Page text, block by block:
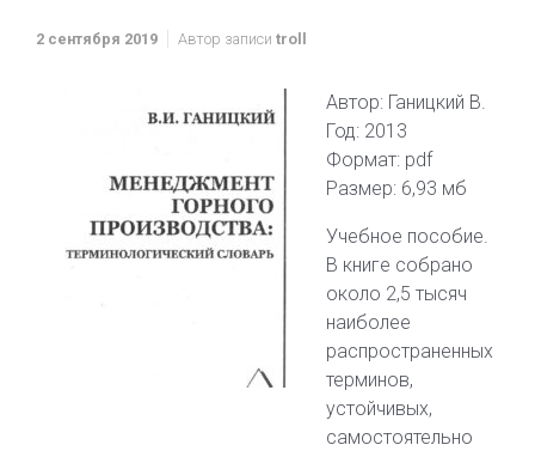
2 сентября 2019 Автор записи troll
Автор: Ганицкий В.
Год: 2013
Формат: pdf
Размер: 6,93 мб
Учебное пособие.
В книге собрано
около 2,5 тысяч
наиболее
распространенных
терминов,
устойчивых,
самостоятельно